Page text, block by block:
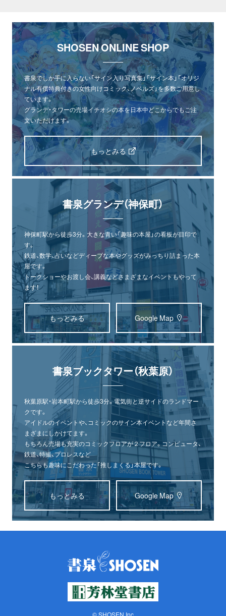
SHOSEN ONLINE SHOP
書泉でしか手に入らない「サイン入り写真集」「サイン本」「オリジ
ナル有償特典付きの女性向けコミック、ノベルズ」を多数ご用意し
ています。
グランデ・タワーの売場イチオシの本を日本中どこからでもご注
文いただけます。
もっとみる
書泉グランデ（神保町）
神保町駅から徒歩3分。大きな青い「趣味の本屋」の看板が目印で
す。
鉄道、数学、占いなどディープな本やグッズがみっちり詰まった本
屋です。
トークショーやお渡し会、講義などさまざまなイベントもやって
ます！
もっとみる Google Map
書泉ブックタワー（秋葉原）
秋葉原駅・岩本町駅から徒歩3分。電気街と逆サイドのランドマー
クです。
アイドルのイベントや、コミックのサイン本イベントなど年間さ
まざまにしかけてます。
もちろん売場も充実のコミックフロアが２フロア。コンピュータ、
鉄道、特撮、プロレスなど
こちらも趣味にこだわった「推しまくる」本屋です。
もっとみる Google Map